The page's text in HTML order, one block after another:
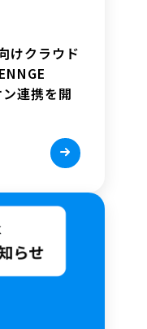
けクラウド
連携を開